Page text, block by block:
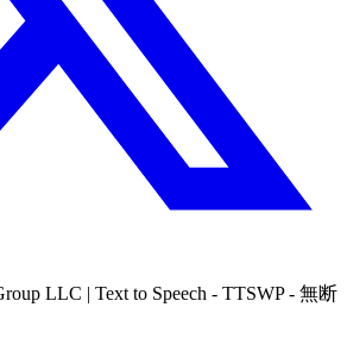
LLC | Text to Speech - TTSWP - 無断